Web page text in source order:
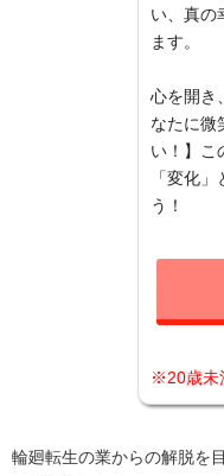
い、真の
ます。
心を開き
なたに微
い！】こ
「変化
う！
※20歳未
輪廻転生の業からの解脱を